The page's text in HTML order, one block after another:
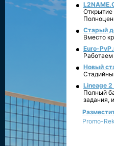
Старый
Вместо
Euro-
Новый
Lineage
Полный
задания,
Promo-